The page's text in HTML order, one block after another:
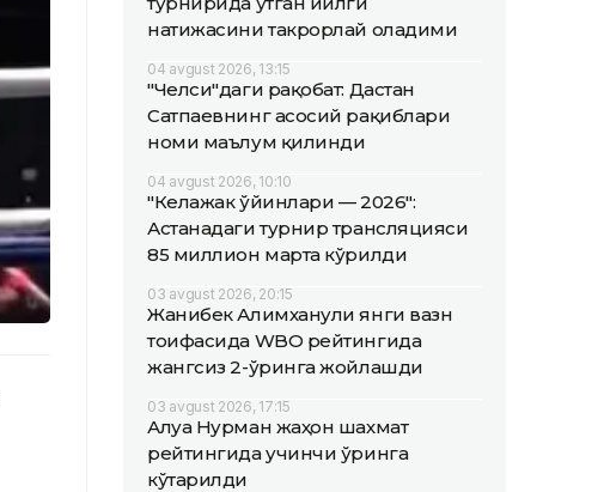
натижасини такрорлай оладими
04 avgust 2026, 13:15
"Челси"даги рақобат: Дастан
Сатпаевнинг асосий рақиблари
номи маълум қилинди
04 avgust 2026, 10:10
"Келажак ўйинлари — 2026":
Астанадаги турнир трансляцияси
85 миллион марта кўрилди
03 avgust 2026, 20:15
Жанибек Алимханули янги вазн
тоифасида WBO рейтингида
жангсиз 2-ўринга жойлашди
03 avgust 2026, 17:15
Алуа Нурман жаҳон шахмат
рейтингида учинчи ўринга
кўтарилди